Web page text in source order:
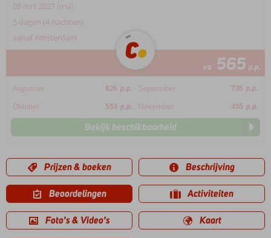
08 mrt 2027 (ma)
5 dagen (4 nachten)
vanaf Amsterdam
va 565 p.p.
Augustus 826 p.p. September 735 p.p.
Oktober
553 p.p. November 455 p.p.
Bekijk beschikbaarheid
Prijzen & boeken Beschrijving
Beoordelingen Activiteiten
Foto's & Video's Kaart